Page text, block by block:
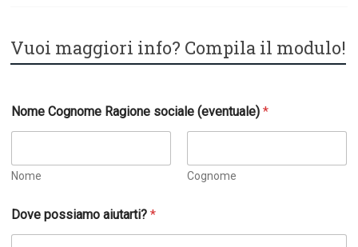
Vuoi maggiori info? Compila il modulo!
a
*
a
g
o
n
e
Nome Cognome Ragione sociale (eventuale)*
Nome Cognome
Dove possiamo aiutarti?*